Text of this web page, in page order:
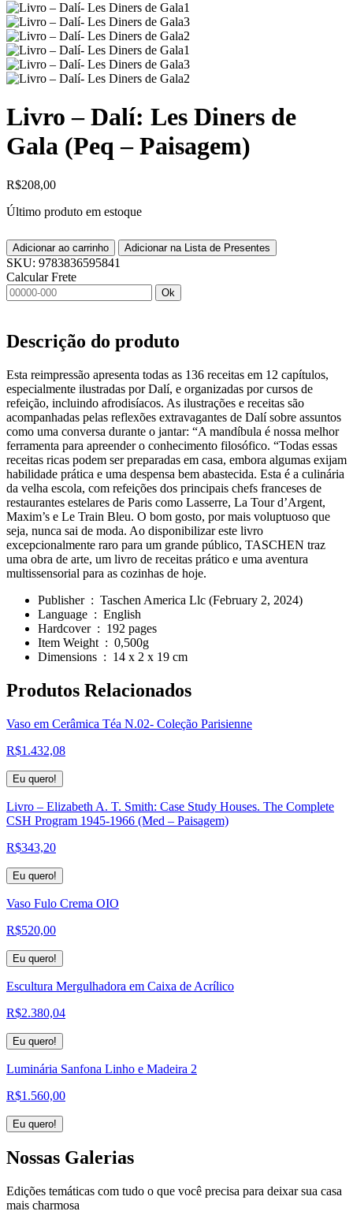
Livro – Dalí: Les Diners de
Gala (Peq – Paisagem)
R$208,00
Último produto em estoque
Adicionar ao carrinho Adicionar na Lista de Presentes
SKU: 9783836595841
Calcular Frete
Ok
Descrição do produto
Esta reimpressão apresenta todas as 136 receitas em 12 capítulos,
especialmente ilustradas por Dalí, e organizadas por cursos de
refeição, incluindo afrodisíacos. As ilustrações e receitas são
acompanhadas pelas reflexões extravagantes de Dalí sobre assuntos
como uma conversa durante o jantar: “A mandíbula é nossa melhor
ferramenta para apreender o conhecimento filosófico. “Todas essas
receitas ricas podem ser preparadas em casa, embora algumas exijam
habilidade prática e uma despensa bem abastecida. Esta é a culinária
da velha escola, com refeições dos principais chefs franceses de
restaurantes estelares de Paris como Lasserre, La Tour d’Argent,
Maxim’s e Le Train Bleu. O bom gosto, por mais voluptuoso que
seja, nunca sai de moda. Ao disponibilizar este livro
excepcionalmente raro para um grande público, TASCHEN traz
uma obra de arte, um livro de receitas prático e uma aventura
multissensorial para as cozinhas de hoje.
Publisher ‏ : ‎ Taschen America Llc (February 2, 2024)
Language ‏ : ‎ English
Hardcover ‏ : ‎ 192 pages
Item Weight ‏ : ‎ 0,500g
Dimensions ‏ : ‎ 14 x 2 x 19 cm
Produtos Relacionados
Vaso em Cerâmica Téa N.02- Coleção Parisienne
R$1.432,08
Eu quero!
Livro – Elizabeth A. T. Smith: Case Study Houses. The Complete
CSH Program 1945-1966 (Med – Paisagem)
R$343,20
Eu quero!
Vaso Fulo Crema OIO
R$520,00
Eu quero!
Escultura Mergulhadora em Caixa de Acrílico
R$2.380,04
Eu quero!
Luminária Sanfona Linho e Madeira 2
R$1.560,00
Eu quero!
Nossas Galerias
Edições temáticas com tudo o que você precisa para deixar sua casa
mais charmosa